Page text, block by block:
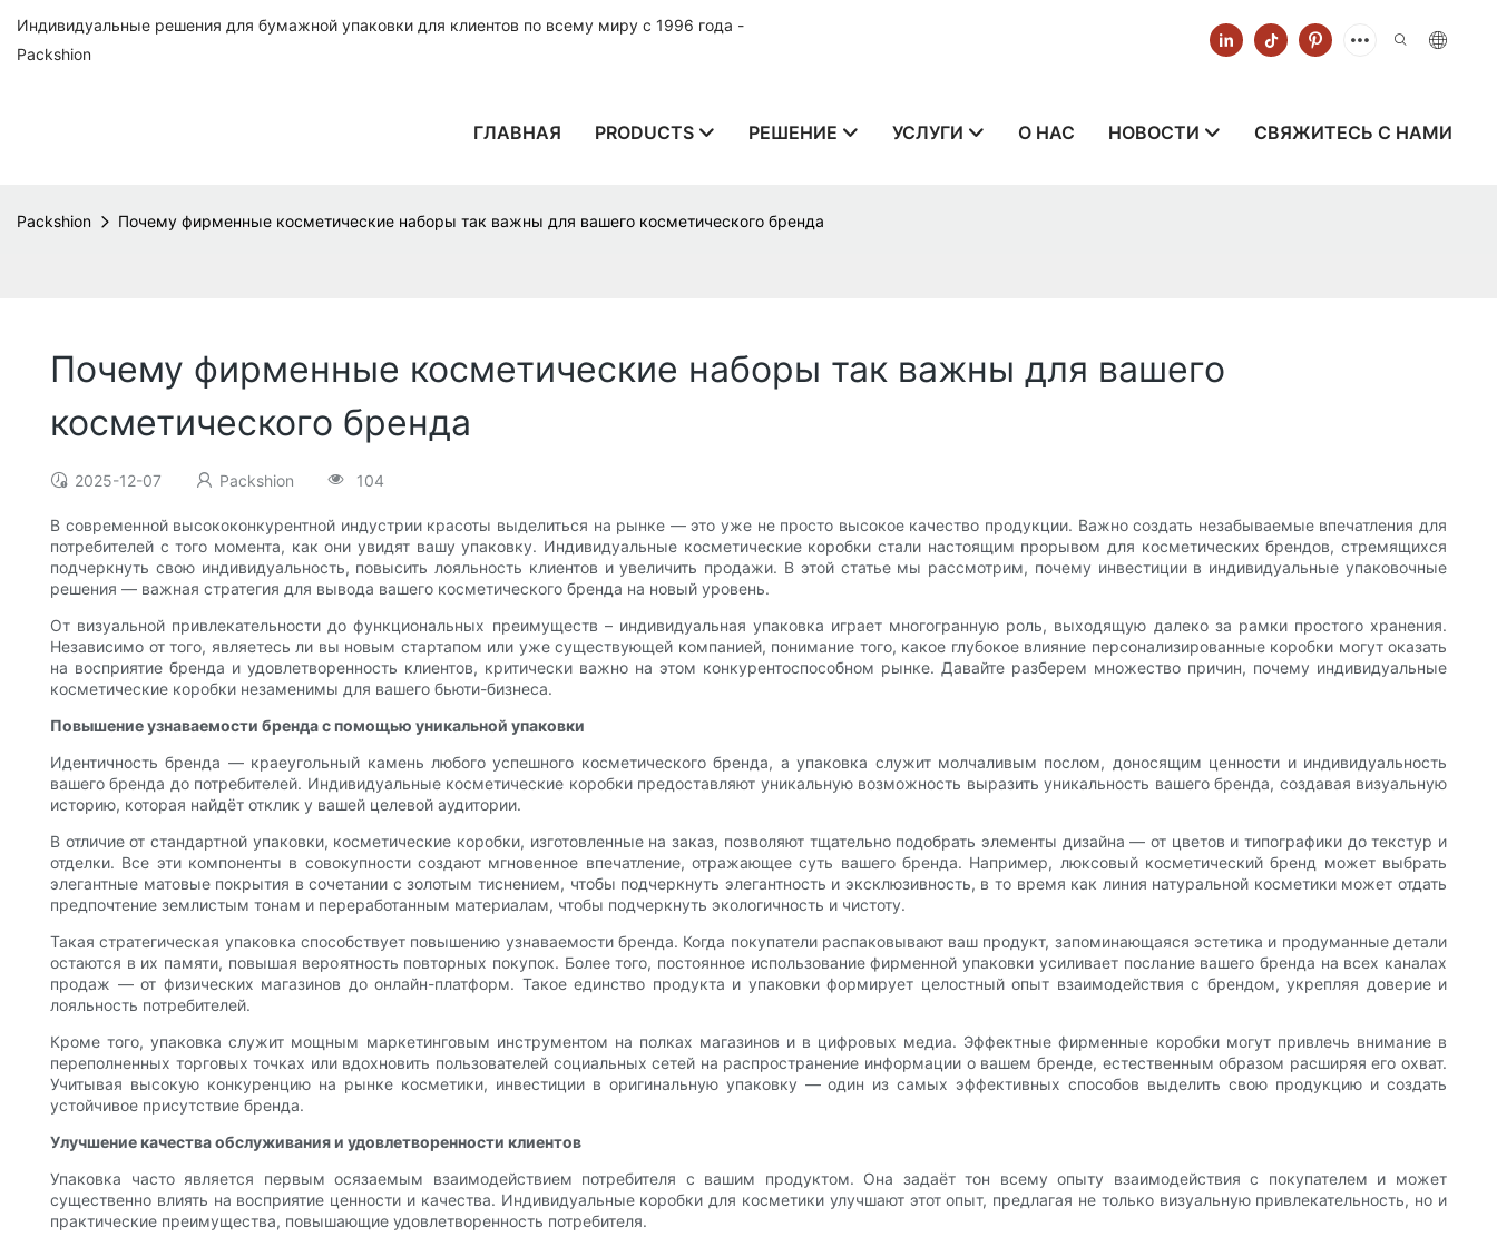
Индивидуальные решения для бумажной упаковки для клиентов по всему миру с 1996 года -
Packshion
ГЛАВНАЯ PRODUCTS РЕШЕНИЕ УСЛУГИ О НАС НОВОСТИ СВЯЖИТЕСЬ С НАМИ
Packshion Почему фирменные косметические наборы так важны для вашего косметического бренда
Почему фирменные косметические наборы так важны для вашего
косметического бренда
2025-12-07 Packshion 104
В современной высококонкурентной индустрии красоты выделиться на рынке — это уже не просто высокое качество продукции. Важно создать незабываемые впечатления для
потребителей с того момента, как они увидят вашу упаковку. Индивидуальные косметические коробки стали настоящим прорывом для косметических брендов, стремящихся
подчеркнуть свою индивидуальность, повысить лояльность клиентов и увеличить продажи. В этой статье мы рассмотрим, почему инвестиции в индивидуальные упаковочные
решения — важная стратегия для вывода вашего косметического бренда на новый уровень.
От визуальной привлекательности до функциональных преимуществ – индивидуальная упаковка играет многогранную роль, выходящую далеко за рамки простого хранения.
Независимо от того, являетесь ли вы новым стартапом или уже существующей компанией, понимание того, какое глубокое влияние персонализированные коробки могут оказать
на восприятие бренда и удовлетворенность клиентов, критически важно на этом конкурентоспособном рынке. Давайте разберем множество причин, почему индивидуальные
косметические коробки незаменимы для вашего бьюти-бизнеса.
Повышение узнаваемости бренда с помощью уникальной упаковки
Идентичность бренда — краеугольный камень любого успешного косметического бренда, а упаковка служит молчаливым послом, доносящим ценности и индивидуальность
вашего бренда до потребителей. Индивидуальные косметические коробки предоставляют уникальную возможность выразить уникальность вашего бренда, создавая визуальную
историю, которая найдёт отклик у вашей целевой аудитории.
В отличие от стандартной упаковки, косметические коробки, изготовленные на заказ, позволяют тщательно подобрать элементы дизайна — от цветов и типографики до текстур и
отделки. Все эти компоненты в совокупности создают мгновенное впечатление, отражающее суть вашего бренда. Например, люксовый косметический бренд может выбрать
элегантные матовые покрытия в сочетании с золотым тиснением, чтобы подчеркнуть элегантность и эксклюзивность, в то время как линия натуральной косметики может отдать
предпочтение землистым тонам и переработанным материалам, чтобы подчеркнуть экологичность и чистоту.
Такая стратегическая упаковка способствует повышению узнаваемости бренда. Когда покупатели распаковывают ваш продукт, запоминающаяся эстетика и продуманные детали
остаются в их памяти, повышая вероятность повторных покупок. Более того, постоянное использование фирменной упаковки усиливает послание вашего бренда на всех каналах
продаж — от физических магазинов до онлайн-платформ. Такое единство продукта и упаковки формирует целостный опыт взаимодействия с брендом, укрепляя доверие и
лояльность потребителей.
Кроме того, упаковка служит мощным маркетинговым инструментом на полках магазинов и в цифровых медиа. Эффектные фирменные коробки могут привлечь внимание в
переполненных торговых точках или вдохновить пользователей социальных сетей на распространение информации о вашем бренде, естественным образом расширяя его охват.
Учитывая высокую конкуренцию на рынке косметики, инвестиции в оригинальную упаковку — один из самых эффективных способов выделить свою продукцию и создать
устойчивое присутствие бренда.
Улучшение качества обслуживания и удовлетворенности клиентов
Упаковка часто является первым осязаемым взаимодействием потребителя с вашим продуктом. Она задаёт тон всему опыту взаимодействия с покупателем и может
существенно влиять на восприятие ценности и качества. Индивидуальные коробки для косметики улучшают этот опыт, предлагая не только визуальную привлекательность, но и
практические преимущества, повышающие удовлетворенность потребителя.